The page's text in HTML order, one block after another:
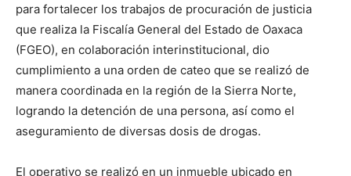
para fortalecer los trabajos de procuración de justicia
que realiza la Fiscalía General del Estado de Oaxaca
(FGEO), en colaboración interinstitucional, dio
cumplimiento a una orden de cateo que se realizó de
manera coordinada en la región de la Sierra Norte,
logrando la detención de una persona, así como el
aseguramiento de diversas dosis de drogas.
El operativo se realizó en un inmueble ubicado en